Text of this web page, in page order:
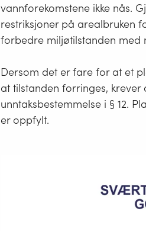
vannforekomstene ikke nås.
restriksjoner på arealbruken
forbedre miljøtilstanden med
Dersom det er fare for at et
at tilstanden forringes,
unntaksbestemmelse i § 12.
er oppfylt.